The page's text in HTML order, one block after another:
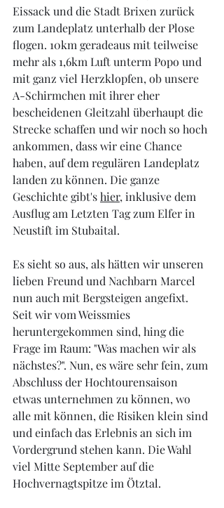
Eissack und die Stadt Brixen zurück
zum Landeplatz unterhalb der Plose
flogen. 10km geradeaus mit teilweise
mehr als 1,6km Luft unterm Popo und
mit ganz viel Herzklopfen, ob unsere
A-Schirmchen mit ihrer eher
bescheidenen Gleitzahl überhaupt die
Strecke schaffen und wir noch so hoch
ankommen, dass wir eine Chance
haben, auf dem regulären Landeplatz
landen zu können. Die ganze
Geschichte gibt's hier, inklusive dem
Ausflug am Letzten Tag zum Elfer in
Neustift im Stubaital.
Es sieht so aus, als hätten wir unseren
lieben Freund und Nachbarn Marcel
nun auch mit Bergsteigen angefixt.
Seit wir vom Weissmies
heruntergekommen sind, hing die
Frage im Raum: "Was machen wir als
nächstes?". Nun, es wäre sehr fein, zum
Abschluss der Hochtourensaison
etwas unternehmen zu können, wo
alle mit können, die Risiken klein sind
und einfach das Erlebnis an sich im
Vordergrund stehen kann. Die Wahl
viel Mitte September auf die
Hochvernagtspitze im Ötztal.